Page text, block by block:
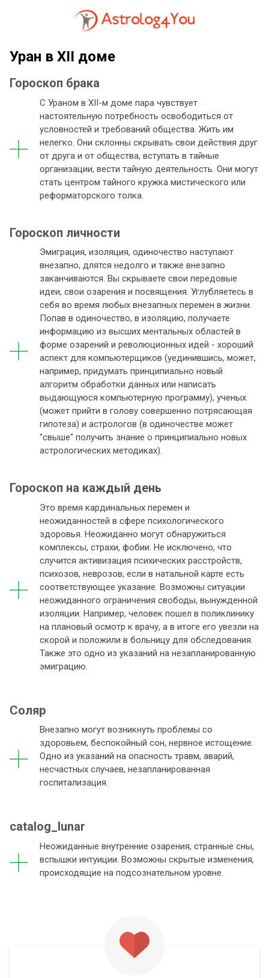
Уран в XII доме
Гороскоп брака
С Ураном в XII-м доме пара чувствует
настоятельную потребность освободиться от
условностей и требований общества. Жить им
нелегко. Они склонны скрывать свои действия друг
от друга и от общества, вступать в тайные
организации, вести тайную деятельность. Они могут
стать центром тайного кружка мистического или
реформаторского толка.
Гороскоп личности
Эмиграция, изоляция, одиночество наступают
внезапно, длятся недолго и также внезапно
заканчиваются. Вы скрываете свои передовые
идеи, свои озарения и посвящения. Углубляетесь в
себя во время любых внезапных перемен в жизни.
Попав в одиночество, в изоляцию, получаете
информацию из высших ментальных областей в
форме озарений и революционных идей - хороший
аспект для компьютерщиков (уединившись, может,
например, придумать принципиально новый
алгоритм обработки данных или написать
выдающуюся компьютерную программу), ученых
(может прийти в голову совершенно потрясающая
гипотеза) и астрологов (в одиночестве может
"свыше" получить знание о принципиально новых
астрологических методиках).
Гороскоп на каждый день
Это время кардинальных перемен и
неожиданностей в сфере психологического
здоровья. Неожиданно могут обнаружиться
комплексы, страхи, фобии. Не исключено, что
случится активизация психических расстройств,
психозов, неврозов, если в натальной карте есть
соответствующее указание. Возможны ситуации
неожиданного ограничения свободы, вынужденной
изоляции. Например, человек пошел в поликлинику
на плановый осмотр к врачу, а в итоге его увезли на
скорой и положили в больницу для обследования.
Также это одно из указаний на незапланированную
эмиграцию.
Соляр
Внезапно могут возникнуть проблемы со
здоровьем, беспокойный сон, нервное истощение.
Одно из указаний на опасность травм, аварий,
несчастных случаев, незапланированная
госпитализация.
catalog_lunar
Неожиданные внутренние озарения, странные сны,
вспышки интуиции. Возможны скрытые изменения,
происходящие на подсознательном уровне.